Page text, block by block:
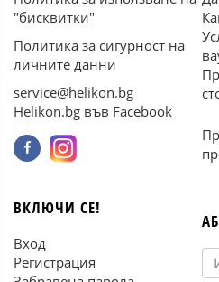
"бисквитки"
Политика за сигурност на
личните данни
service@helikon.bg
Helikon.bg във Facebook
ВКЛЮЧИ СЕ!
Вход
Регистрация